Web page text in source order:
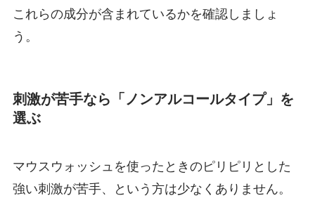
これらの成分が含まれているかを確認しましょ
う。
刺激が苦手なら「ノンアルコールタイプ」を
選ぶ
マウスウォッシュを使ったときのピリピリとした
強い刺激が苦手、という方は少なくありません。